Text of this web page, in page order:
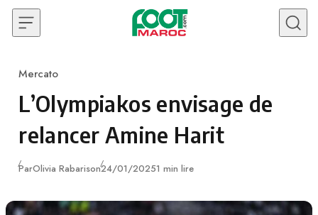
Skip to content
Category
Mercato
L’Olympiakos envisage de
relancer Amine Harit
ParOlivia RabarisonPublié
24/01/20251 min lire